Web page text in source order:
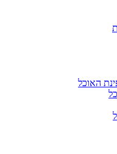
האוכל